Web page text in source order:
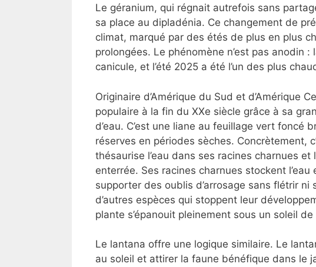
Le géranium, qui régnait autrefois sans
sa place au dipladénia. Ce changement de
climat, marqué par des étés de plus en plus
prolongées. Le phénomène n’est pas anodin
canicule, et l’été 2025 a été l’un des plus
Originaire d’Amérique du Sud et d’Amérique
populaire à la fin du XXe siècle grâce à sa
d’eau. C’est une liane au feuillage vert
réserves en périodes sèches. Concrètement,
thésaurise l’eau dans ses racines charnues
enterrée. Ses racines charnues stockent
supporter des oublis d’arrosage sans flétrir
d’autres espèces qui stoppent leur
plante s’épanouit pleinement sous un soleil
Le lantana offre une logique similaire. Le
au soleil et attirer la faune bénéfique dans le